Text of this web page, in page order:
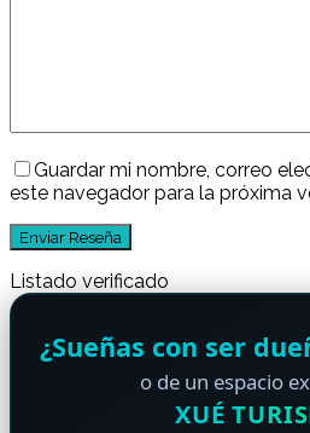
Guardar mi nombre, correo
este navegador para la próxima
Listado verificado
¿Sueñas con ser
o de un espacio
XUÉ